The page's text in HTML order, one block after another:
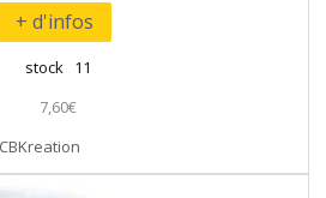
+ d'infos
stock 11
7,60€